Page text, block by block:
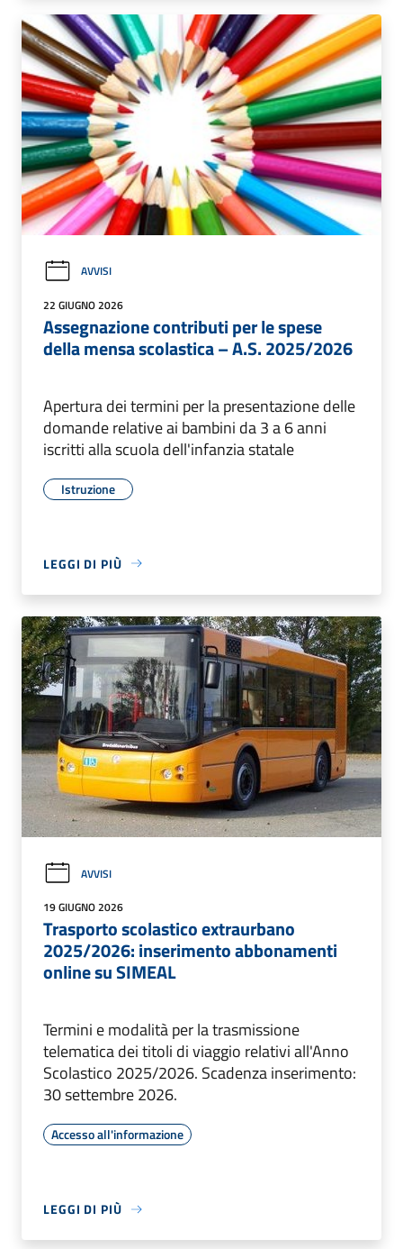
AVVISI
22 GIUGNO 2026
Assegnazione contributi per le spese
della mensa scolastica – A.S. 2025/2026
Apertura dei termini per la presentazione delle
domande relative ai bambini da 3 a 6 anni
iscritti alla scuola dell'infanzia statale
Istruzione
LEGGI DI PIÙ
AVVISI
19 GIUGNO 2026
Trasporto scolastico extraurbano
2025/2026: inserimento abbonamenti
online su SIMEAL
Termini e modalità per la trasmissione
telematica dei titoli di viaggio relativi all'Anno
Scolastico 2025/2026. Scadenza inserimento:
30 settembre 2026.
Accesso all'informazione
LEGGI DI PIÙ